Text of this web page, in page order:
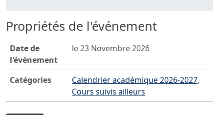
Propriétés de l'événement
Date de
l'événement
le 23 Novembre 2026
Catégories Calendrier académique 2026-2027,
Cours suivis ailleurs